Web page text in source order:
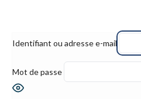
Identifiant ou adresse e-mail
Mot de passe